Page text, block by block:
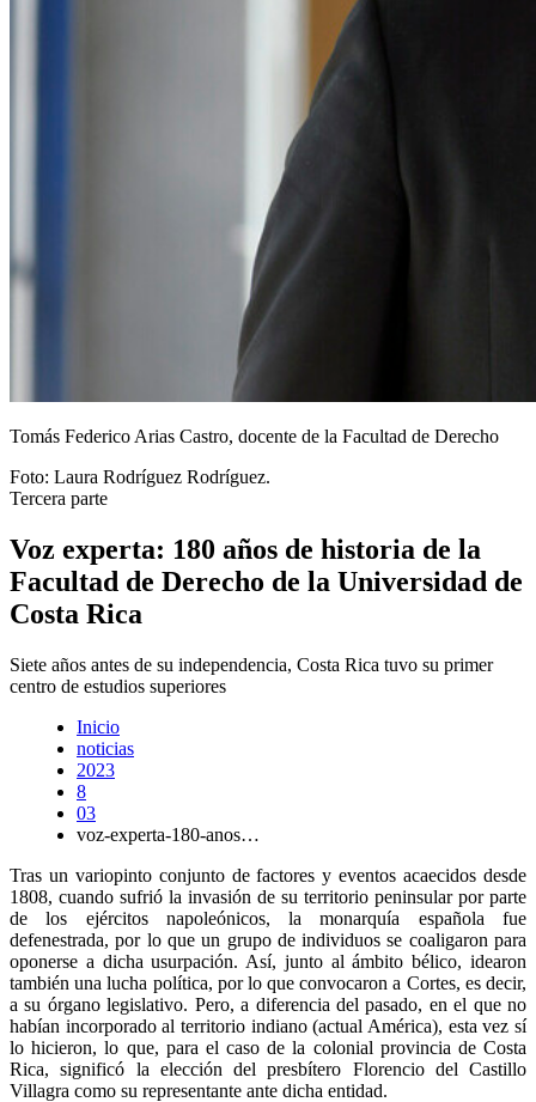
Tomás Federico Arias Castro, docente de la Facultad de Derecho
Foto: Laura Rodríguez Rodríguez.
Tercera parte
Voz experta: 180 años de historia de la
Facultad de Derecho de la Universidad de
Costa Rica
Siete años antes de su independencia, Costa Rica tuvo su primer
centro de estudios superiores
Inicio
noticias
2023
8
03
voz-experta-180-anos…
Tras un variopinto conjunto de factores y eventos acaecidos desde
1808, cuando sufrió la invasión de su territorio peninsular por parte
de los ejércitos napoleónicos, la monarquía española fue
defenestrada, por lo que un grupo de individuos se coaligaron para
oponerse a dicha usurpación. Así, junto al ámbito bélico, idearon
también una lucha política, por lo que convocaron a Cortes, es decir,
a su órgano legislativo. Pero, a diferencia del pasado, en el que no
habían incorporado al territorio indiano (actual América), esta vez sí
lo hicieron, lo que, para el caso de la colonial provincia de Costa
Rica, significó la elección del presbítero Florencio del Castillo
Villagra como su representante ante dicha entidad.